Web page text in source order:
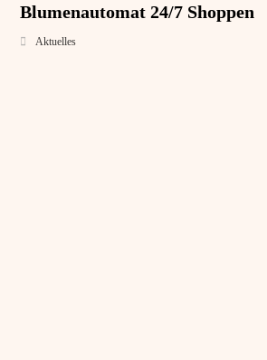
Blumenautomat 24/7 Shoppen
Aktuelles